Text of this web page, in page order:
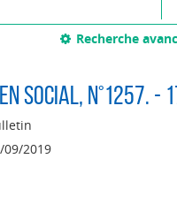
Recherche
social, n°1257. -
09/2019